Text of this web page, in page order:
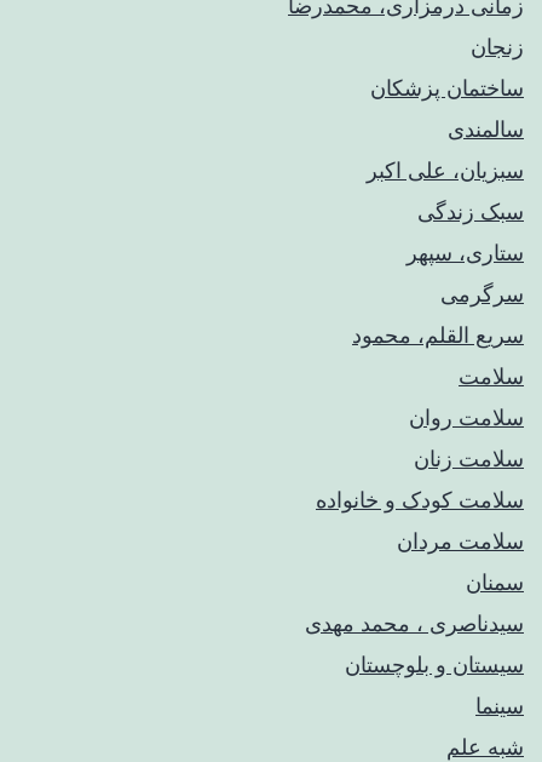
زمانی درمزاری، محمدرضا
زنجان
ساختمان پزشکان
سالمندی
سبزیان، علی اکبر
سبک زندگی
ستاری، سپهر
سرگرمی
سریع القلم، محمود
سلامت
سلامت روان
سلامت زنان
سلامت کودک‌ و خانواده
سلامت مردان
سمنان
سیدناصری ، محمد مهدی
سیستان و بلوچستان
سینما
شبه علم